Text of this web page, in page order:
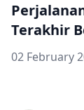
Terakhir
Published on
02 February